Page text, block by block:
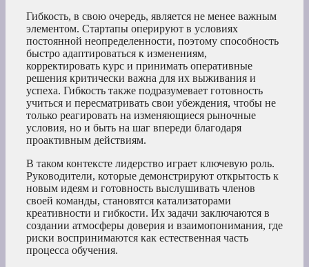
Гибкость, в свою очередь, является не менее важным
элементом. Стартапы оперируют в условиях
постоянной неопределенности, поэтому способность
быстро адаптироваться к изменениям,
корректировать курс и принимать оперативные
решения критически важна для их выживания и
успеха. Гибкость также подразумевает готовность
учиться и пересматривать свои убеждения, чтобы не
только реагировать на изменяющиеся рыночные
условия, но и быть на шаг впереди благодаря
проактивным действиям.
В таком контексте лидерство играет ключевую роль.
Руководители, которые демонстрируют открытость к
новым идеям и готовность выслушивать членов
своей команды, становятся катализаторами
креативности и гибкости. Их задачи заключаются в
создании атмосферы доверия и взаимопонимания, где
риски воспринимаются как естественная часть
процесса обучения.